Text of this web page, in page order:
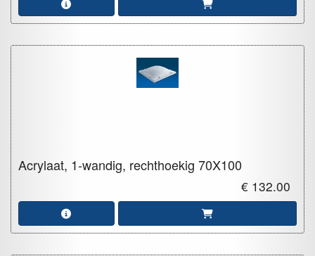
Acrylaat, 1-wandig, rechthoekig 70X100
€ 132.00